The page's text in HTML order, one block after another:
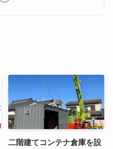
二階建てコンテナ倉庫を設